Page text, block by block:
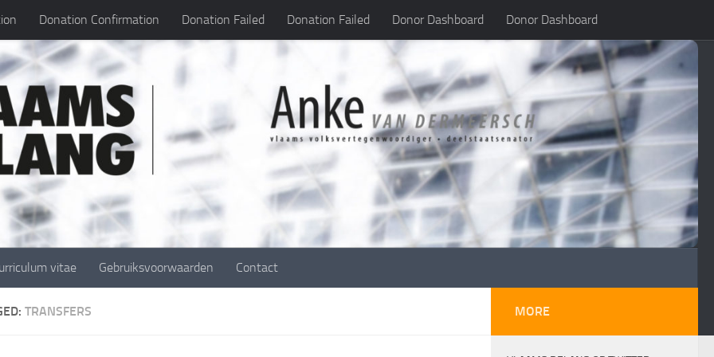
Donation Confirmation Donation Failed Donation Failed Donor Dashboard Donor Dashboard
vitae Gebruiksvoorwaarden Contact
TRANSFERS MORE